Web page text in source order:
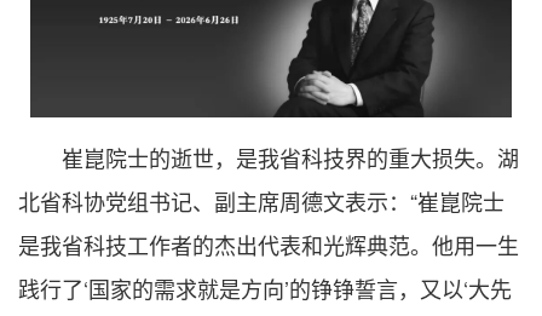
崔崑院士的逝世，是我省科技界的重大损失。湖
北省科协党组书记、副主席周德文表示：“崔崑院士
是我省科技工作者的杰出代表和光辉典范。他用一生
践行了‘国家的需求就是方向’的铮铮誓言，又以‘大先